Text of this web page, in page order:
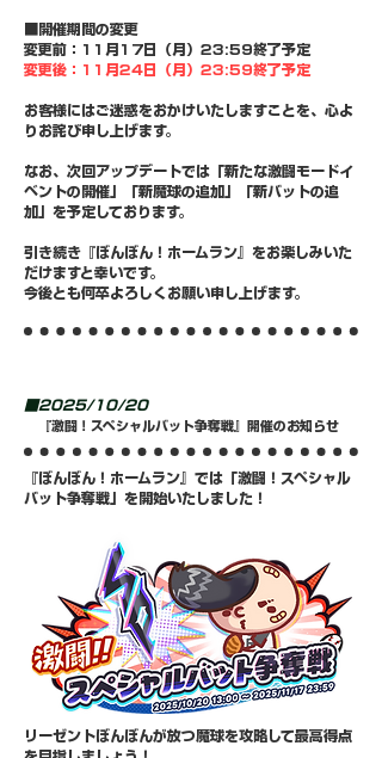
■開催期間の変更
変更前：11月17日（月）23:59終了予定
変更後：11月24日（月）23:59終了予定
お客様にはご迷惑をおかけいたしますことを、心よ
りお詫び申し上げます。
なお、次回アップデートでは「新たな激闘モードイ
ベントの開催」「新魔球の追加」「新バットの追
加」を予定しております。
引き続き『ぼんぼん！ホームラン』をお楽しみいた
だけますと幸いです。
今後とも何卒よろしくお願い申し上げます。
■2025/10/20
『激闘！スペシャルバット争奪戦』開催のお知らせ
『ぼんぼん！ホームラン』では「激闘！スペシャル
バット争奪戦」を開始いたしました！
リーゼントぼんぼんが放つ魔球を攻略して最高得点